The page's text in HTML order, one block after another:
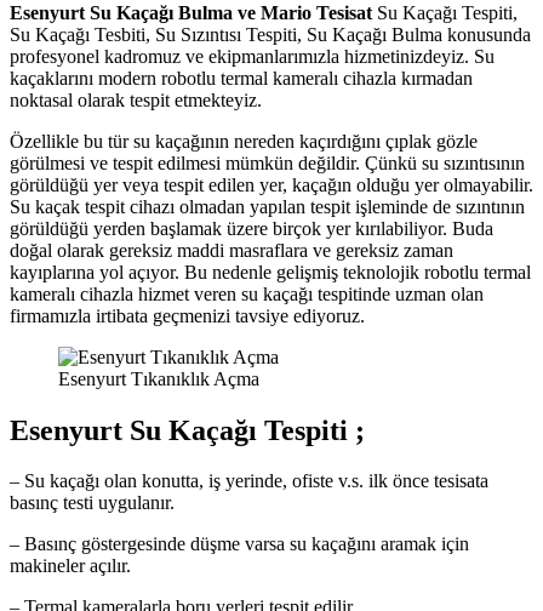
Esenyurt Su Kaçağı Bulma ve Mario Tesisat Su Kaçağı Tespiti,
Su Kaçağı Tesbiti, Su Sızıntısı Tespiti, Su Kaçağı Bulma konusunda
profesyonel kadromuz ve ekipmanlarımızla hizmetinizdeyiz. Su
kaçaklarını modern robotlu termal kameralı cihazla kırmadan
noktasal olarak tespit etmekteyiz.
Özellikle bu tür su kaçağının nereden kaçırdığını çıplak gözle
görülmesi ve tespit edilmesi mümkün değildir. Çünkü su sızıntısının
görüldüğü yer veya tespit edilen yer, kaçağın olduğu yer olmayabilir.
Su kaçak tespit cihazı olmadan yapılan tespit işleminde de sızıntının
görüldüğü yerden başlamak üzere birçok yer kırılabiliyor. Buda
doğal olarak gereksiz maddi masraflara ve gereksiz zaman
kayıplarına yol açıyor. Bu nedenle gelişmiş teknolojik robotlu termal
kameralı cihazla hizmet veren su kaçağı tespitinde uzman olan
firmamızla irtibata geçmenizi tavsiye ediyoruz.
Esenyurt Tıkanıklık Açma
Esenyurt Su Kaçağı Tespiti ;
– Su kaçağı olan konutta, iş yerinde, ofiste v.s. ilk önce tesisata
basınç testi uygulanır.
– Basınç göstergesinde düşme varsa su kaçağını aramak için
makineler açılır.